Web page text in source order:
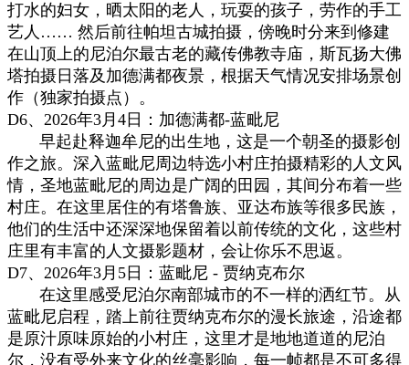
打水的妇女，晒太阳的老人，玩耍的孩子，劳作的手工
艺人…… 然后前往帕坦古城拍摄，傍晚时分来到修建
在山顶上的尼泊尔最古老的藏传佛教寺庙，斯瓦扬大佛
塔拍摄日落及加德满都夜景，根据天气情况安排场景创
作（独家拍摄点）。
D6、 2026年3月4日 ： 加德满都-蓝毗尼
早起赴释迦牟尼的出生地，这是一个朝圣的摄影创
作之旅。 深入蓝毗尼周边特选小村庄拍摄精彩的人文风
情 ， 圣地蓝毗尼的周边是广阔的田园，其间分布着一些
村庄。在这里居住的有塔鲁族、亚达布族等很多民族 ，
他们的生活中还深深地保留着以前传统的文化 ， 这些村
庄里有丰富的人文摄影题材，会让你乐不思返。
D7、 2026年3月5日 ： 蓝毗尼 - 贾纳克布尔
在这里感受尼泊尔南部城市的不一样的洒红节。 从
蓝毗尼启程，踏上前往贾纳克布尔的漫长旅途，沿途都
是原汁原味原始的小村庄，这里才是地地道道的尼泊
尔，没有受外来文化的丝毫影响，每一帧都是不可多得